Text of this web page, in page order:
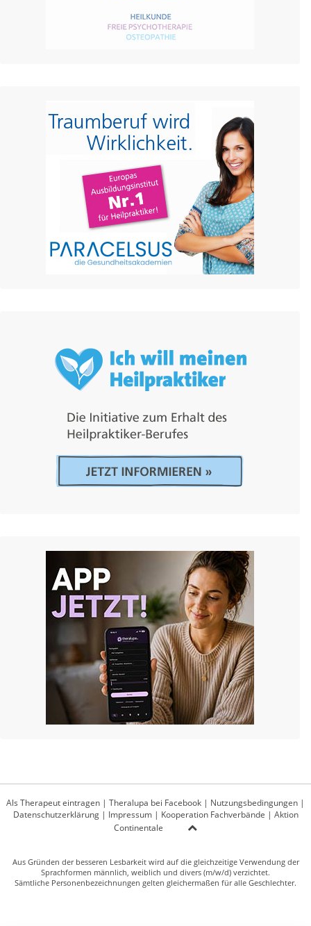
Als Therapeut eintragen | Theralupa bei Facebook | Nutzungsbedingungen |
Datenschutzerklärung| Impressum| Kooperation Fachverbände | Aktion
Continentale
Aus Gründen der besseren Lesbarkeit wird auf die gleichzeitige Verwendung der
Sprachformen männlich, weiblich und divers (m/w/d) verzichtet.
Sämtliche Personenbezeichnungen gelten gleichermaßen für alle Geschlechter.